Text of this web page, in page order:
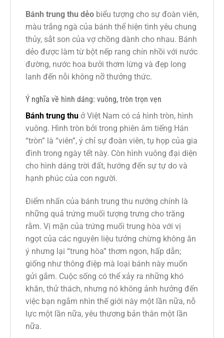
Bánh trung thu dẻo biểu tượng cho sự đoàn viên,
màu trắng ngà của bánh thể hiện tình yêu chung
thủy, sắt son của vợ chồng dành cho nhau. Bánh
dẻo được làm từ bột nếp rang chín nhồi với nước
đường, nước hoa bưởi thơm lừng và đẹp long
lanh đến nỗi không nỡ thưởng thức.
Ý nghĩa về hình dáng: vuông, tròn trọn vẹn
Bánh trung thu ở Việt Nam có cả hình tròn, hình
vuông. Hình tròn bởi trong phiên âm tiếng Hán
“tròn” là “viên”, ý chỉ sự đoàn viên, tụ họp của gia
đình trong ngày tết này. Còn hình vuông đại diện
cho hình dáng trời đất, hướng đến sự tự do và
hạnh phúc của con người.
Điểm nhấn của bánh trung thu nướng chính là
những quả trứng muối tượng trưng cho trăng
rằm. Vị mặn của trứng muối trung hòa với vị
ngọt của các nguyên liệu tưởng chừng không ăn
ý nhưng lại “trung hòa” thơm ngon, hấp dẫn;
giống như thông điệp mà loại bánh này muốn
gửi gắm. Cuộc sống có thể xảy ra những khó
khăn, thử thách, nhưng nó không ảnh hưởng đến
việc bạn ngắm nhìn thế giới này một lần nữa, nỗ
lực một lần nữa, yêu thương bản thân một lần
nữa.